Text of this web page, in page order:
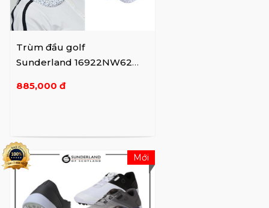
Trùm đầu golf
Sunderland 16922NW62
885,000 đ
Mới